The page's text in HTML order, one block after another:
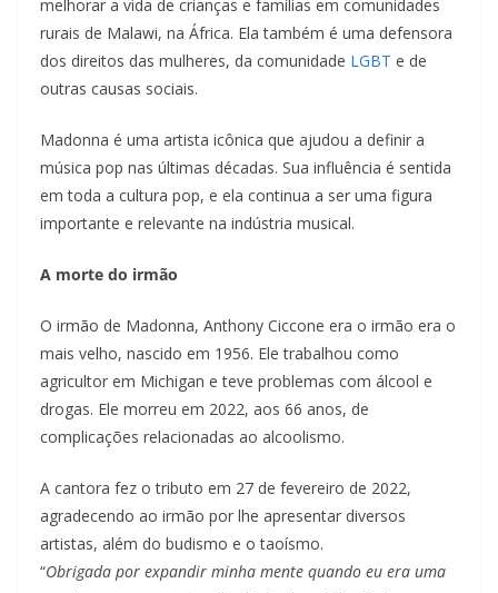
melhorar a vida de crianças e famílias em comunidades
rurais de Malawi, na África. Ela também é uma defensora
dos direitos das mulheres, da comunidade LGBT e de
outras causas sociais.
Madonna é uma artista icônica que ajudou a definir a
música pop nas últimas décadas. Sua influência é sentida
em toda a cultura pop, e ela continua a ser uma figura
importante e relevante na indústria musical.
A morte do irmão
O irmão de Madonna, Anthony Ciccone era o irmão era o
mais velho, nascido em 1956. Ele trabalhou como
agricultor em Michigan e teve problemas com álcool e
drogas. Ele morreu em 2022, aos 66 anos, de
complicações relacionadas ao alcoolismo.
A cantora fez o tributo em 27 de fevereiro de 2022,
agradecendo ao irmão por lhe apresentar diversos
artistas, além do budismo e o taoísmo.
“Obrigada por expandir minha mente quando eu era uma